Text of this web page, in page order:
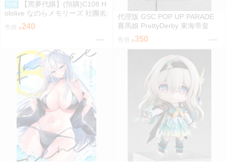
預購
【黑夢代購】(預購)C108 H
ololive なのらメモリーズ 社團名:
たこあげ日和 繪師:たこあげ
240
代理版 GSC POP UP PARADE
賽馬娘 PrettyDerby 東海帝皇
售價 350